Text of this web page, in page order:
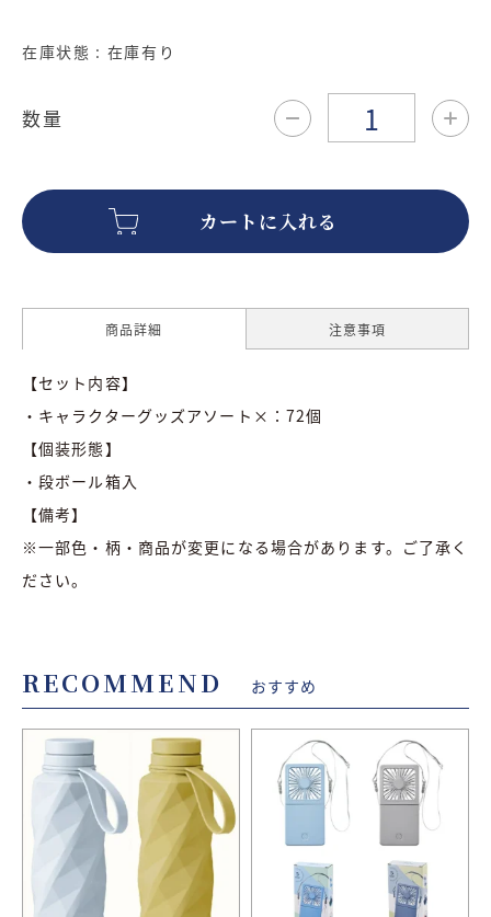
在庫状態 : 在庫有り
数量
商品詳細 注意事項
【セット内容】
・キャラクターグッズアソート×：72個
【個装形態】
・段ボール箱入
【備考】
※一部色・柄・商品が変更になる場合があります。ご了承く
ださい。
RECOMMEND おすすめ